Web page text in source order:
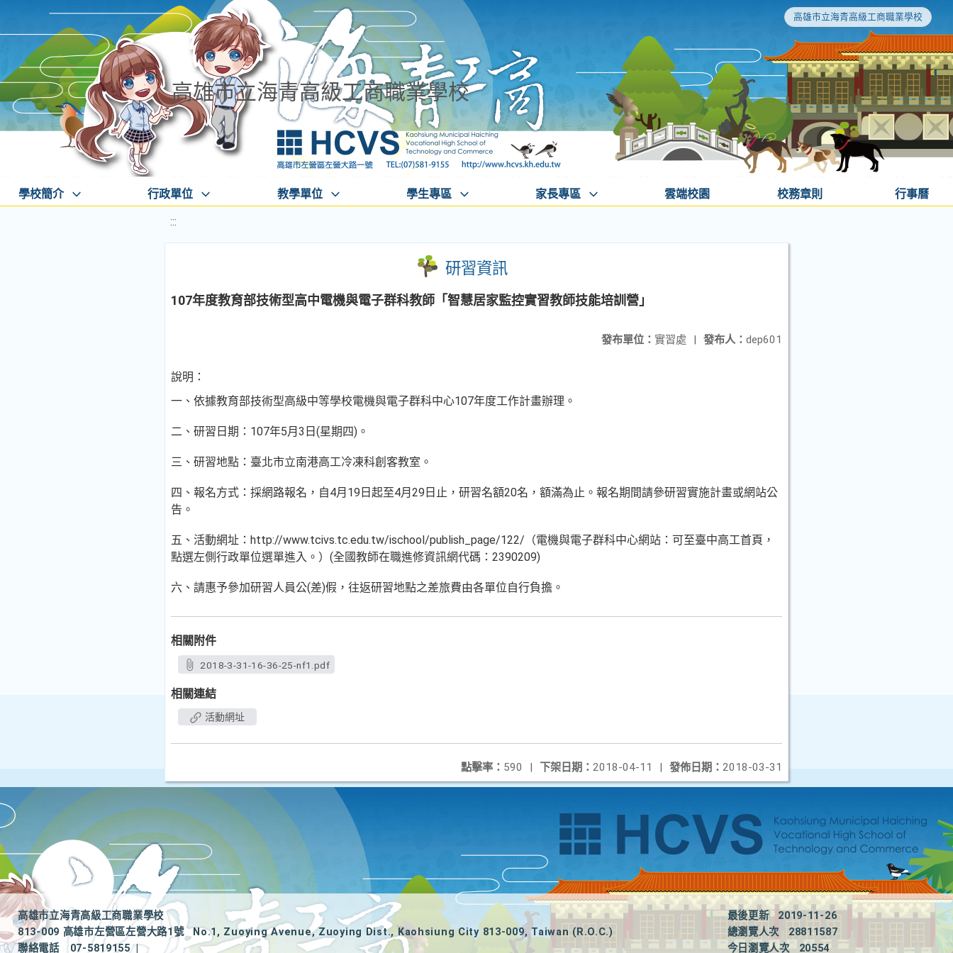
高雄市立海青高級工商職業學校
高雄市立海青高級工商職業學校
學校簡介 行政單位 教學單位 學生專區 家長專區 雲端校園 校務章則 行事曆
:::
研習資訊
107年度教育部技術型高中電機與電子群科教師「智慧居家監控實習教師技能培訓營」
發布人： dep601
發布單位： 實習處 |
說明：
一、依據教育部技術型高級中等學校電機與電子群科中心107年度工作計畫辦理。
二、研習日期：107年5月3日(星期四)。
三、研習地點：臺北市立南港高工冷凍科創客教室。
四、報名方式：採網路報名，自4月19日起至4月29日止，研習名額20名，額滿為止。報名期間請參研習實施計畫或網站公
告。
五、活動網址：http://www.tcivs.tc.edu.tw/ischool/publish_page/122/（電機與電子群科中心網站：可至臺中高工首頁，
點選左側行政單位選單進入。）(全國教師在職進修資訊網代碼：2390209)
六、請惠予參加研習人員公(差)假，往返研習地點之差旅費由各單位自行負擔。
相關附件
2018-3-31-16-36-25-nf1.pdf
相關連結
活動網址
發佈日期： 2018-03-31
下架日期： 2018-04-11 |
點擊率： 590 |
高雄市立海青高級工商職業學校
813-009 高雄市左營區左營大路1號
No.1, Zuoying Avenue, Zuoying Dist., Kaohsiung City 813-009, Taiwan (R.O.C.)
聯絡電話
07-5819155 |
最後更新
2019-11-26
總瀏覽人次
28811587
今日瀏覽人次
20554